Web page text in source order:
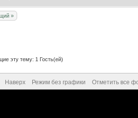
»
эту тему: 1 Гость(ей)
Наверх Режим без графики Отметить все